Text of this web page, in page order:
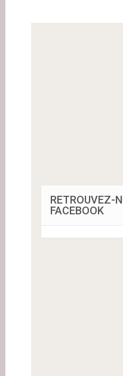
RETROUVEZ-
FACEBOOK